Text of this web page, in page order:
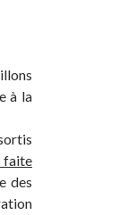
à la
des